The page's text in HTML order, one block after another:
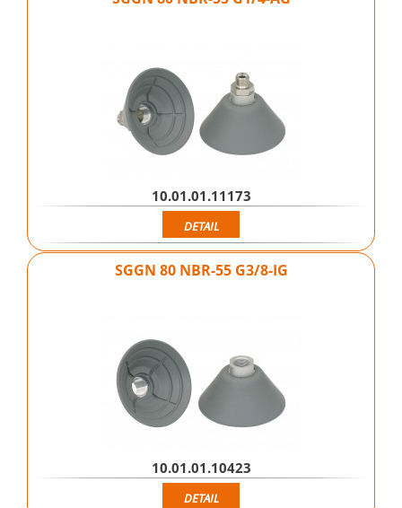
10.01.01.11173
DETAIL
SGGN 80 NBR-55 G3/8-IG
10.01.01.10423
DETAIL